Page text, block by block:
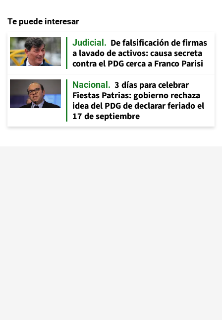
Te puede interesar
Judicial
De falsificación de firmas
a lavado de activos: causa secreta
contra el PDG cerca a Franco Parisi
Nacional
3 días para celebrar
Fiestas Patrias: gobierno rechaza
idea del PDG de declarar feriado el
17 de septiembre